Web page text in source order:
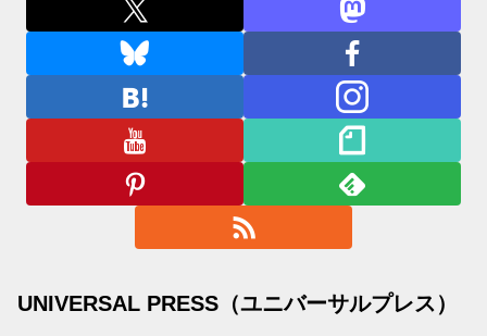
UNIVERSAL PRESS（ユニバーサルプレス）